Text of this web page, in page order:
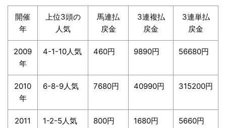
開催
年
上位3頭の
人気
馬連払
戻金
3連複払
戻金
3連単払
戻金
2009
年
4-1-10人気 460円 9890円 56680円
2010
年
6-8-9人気 7680円 40990円 315200円
2011
1-2-5人気 800円 1680円 5660円